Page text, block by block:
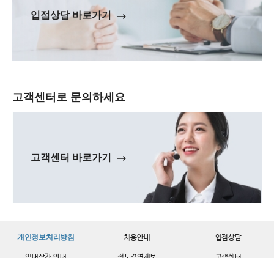
입점상담 바로가기
고객센터로 문의하세요
고객센터 바로가기
개인정보처리방침 채용안내 입점상담